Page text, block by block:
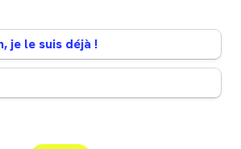
conforme
je le suis déjà !